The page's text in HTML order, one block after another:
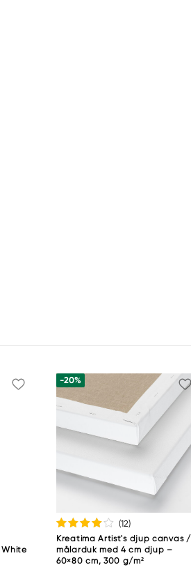
-20%
(12)
Kreatima Artist's djup canvas /
målarduk med 4 cm djup –
60×80 cm, 300 g/m²